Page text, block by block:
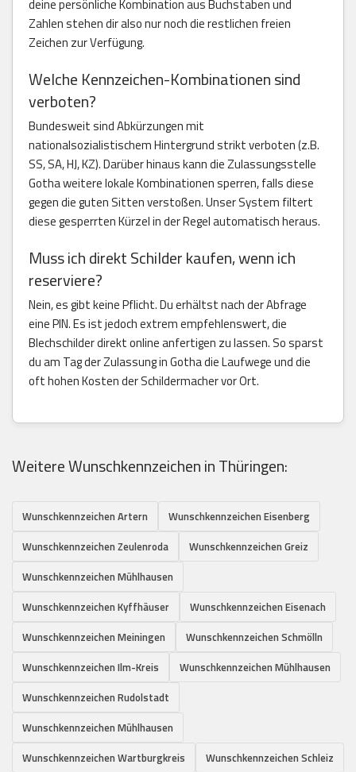
deine persönliche Kombination aus Buchstaben und
Zahlen stehen dir also nur noch die restlichen freien
Zeichen zur Verfügung.
Welche Kennzeichen-Kombinationen sind
verboten?
Bundesweit sind Abkürzungen mit
nationalsozialistischem Hintergrund strikt verboten (z.B.
SS, SA, HJ, KZ). Darüber hinaus kann die Zulassungsstelle
Gotha weitere lokale Kombinationen sperren, falls diese
gegen die guten Sitten verstoßen. Unser System filtert
diese gesperrten Kürzel in der Regel automatisch heraus.
Muss ich direkt Schilder kaufen, wenn ich
reserviere?
Nein, es gibt keine Pflicht. Du erhältst nach der Abfrage
eine PIN. Es ist jedoch extrem empfehlenswert, die
Blechschilder direkt online anfertigen zu lassen. So sparst
du am Tag der Zulassung in Gotha die Laufwege und die
oft hohen Kosten der Schildermacher vor Ort.
Weitere Wunschkennzeichen in Thüringen:
Wunschkennzeichen Artern
Wunschkennzeichen Eisenberg
Wunschkennzeichen Zeulenroda
Wunschkennzeichen Greiz
Wunschkennzeichen Mühlhausen
Wunschkennzeichen Kyffhäuser
Wunschkennzeichen Eisenach
Wunschkennzeichen Meiningen
Wunschkennzeichen Schmölln
Wunschkennzeichen Ilm-Kreis
Wunschkennzeichen Mühlhausen
Wunschkennzeichen Rudolstadt
Wunschkennzeichen Mühlhausen
Wunschkennzeichen Wartburgkreis
Wunschkennzeichen Schleiz